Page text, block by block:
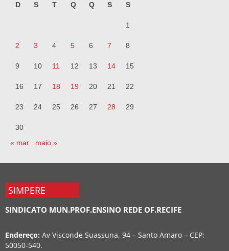
D
S T Q Q S S
1
2 3 4 5 6 7 8
9 10 11 12 13 14 15
16 17 18 19 20 21 22
23 24 25 26 27 28 29
30
« mar
maio »
SIMPERE
SINDICATO MUN.PROF.ENSINO REDE OF.RECIFE
Endereço: Av Visconde Suassuna, 94 – Santo Amaro – CEP:
50050-540.